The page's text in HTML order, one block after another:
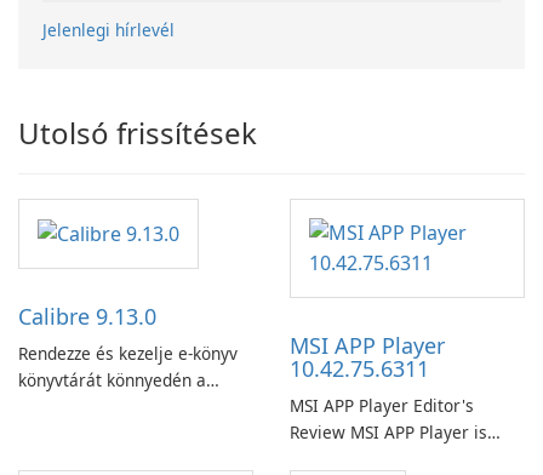
Jelenlegi hírlevél
Utolsó frissítések
Calibre 9.13.0
Rendezze és kezelje e-könyv
könyvtárát könnyedén a
MSI APP Player
10.42.75.6311
MSI APP Player Editor's
Review MSI APP Player is